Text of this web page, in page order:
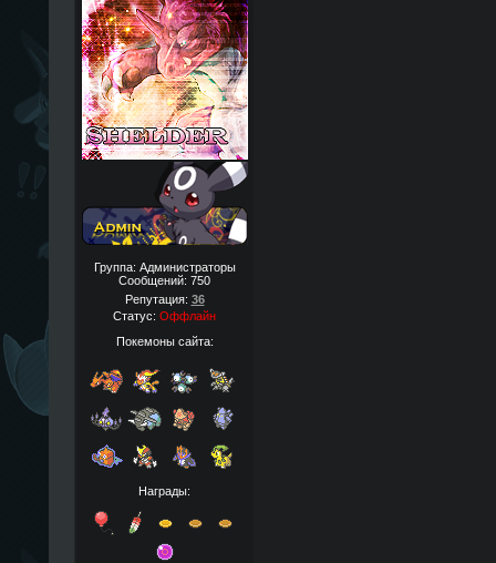
Группа: Администраторы
Сообщений: 750
Репутация: 36
Статус: Оффлайн
Покемоны сайта:
Награды: